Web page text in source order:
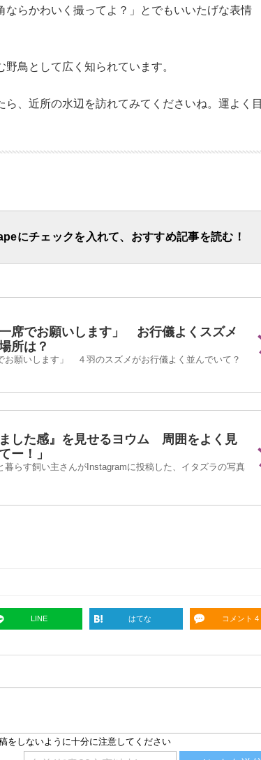
ならかわいく撮ってよ？」とでもいいたげな表情
鳥として広く知られています。
、近所の水辺を訪れてみてくださいね。運よく目
にチェックを入れて、おすすめ記事を読む！
一席でお願いします」 お行儀よくスズメ
所は？
お願いします」 ４羽のスズメがお行儀よく並んでいて？
ました感』を見せるヨウム 周囲をよく見
ー！」
暮らす飼い主さんがInstagramに投稿した、イタズラの写真
LINE はてな コメント 4